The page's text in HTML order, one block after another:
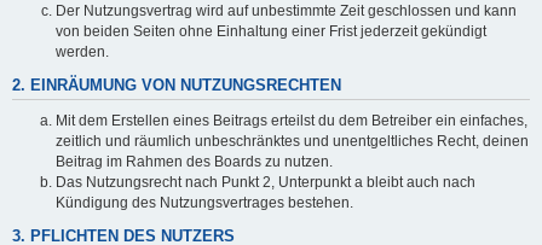
Der Nutzungsvertrag wird auf unbestimmte Zeit geschlossen und kann
von beiden Seiten ohne Einhaltung einer Frist jederzeit gekündigt
werden.
2. EINRÄUMUNG VON NUTZUNGSRECHTEN
Mit dem Erstellen eines Beitrags erteilst du dem Betreiber ein einfaches,
zeitlich und räumlich unbeschränktes und unentgeltliches Recht, deinen
Beitrag im Rahmen des Boards zu nutzen.
Das Nutzungsrecht nach Punkt 2, Unterpunkt a bleibt auch nach
Kündigung des Nutzungsvertrages bestehen.
3. PFLICHTEN DES NUTZERS